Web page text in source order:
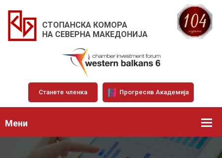
СТОПАНСКА КОМОРА
НА СЕВЕРНА МАКЕДОНИЈА
Станете членка Прогресив Академија
Мени